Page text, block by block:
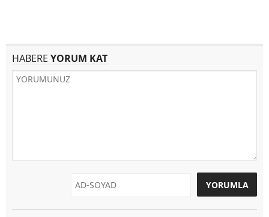
HABERE YORUM KAT